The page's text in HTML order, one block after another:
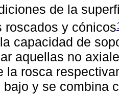
de la
roscados y cónicos
capacidad de
aquellas no
la rosca
bajo y se combina